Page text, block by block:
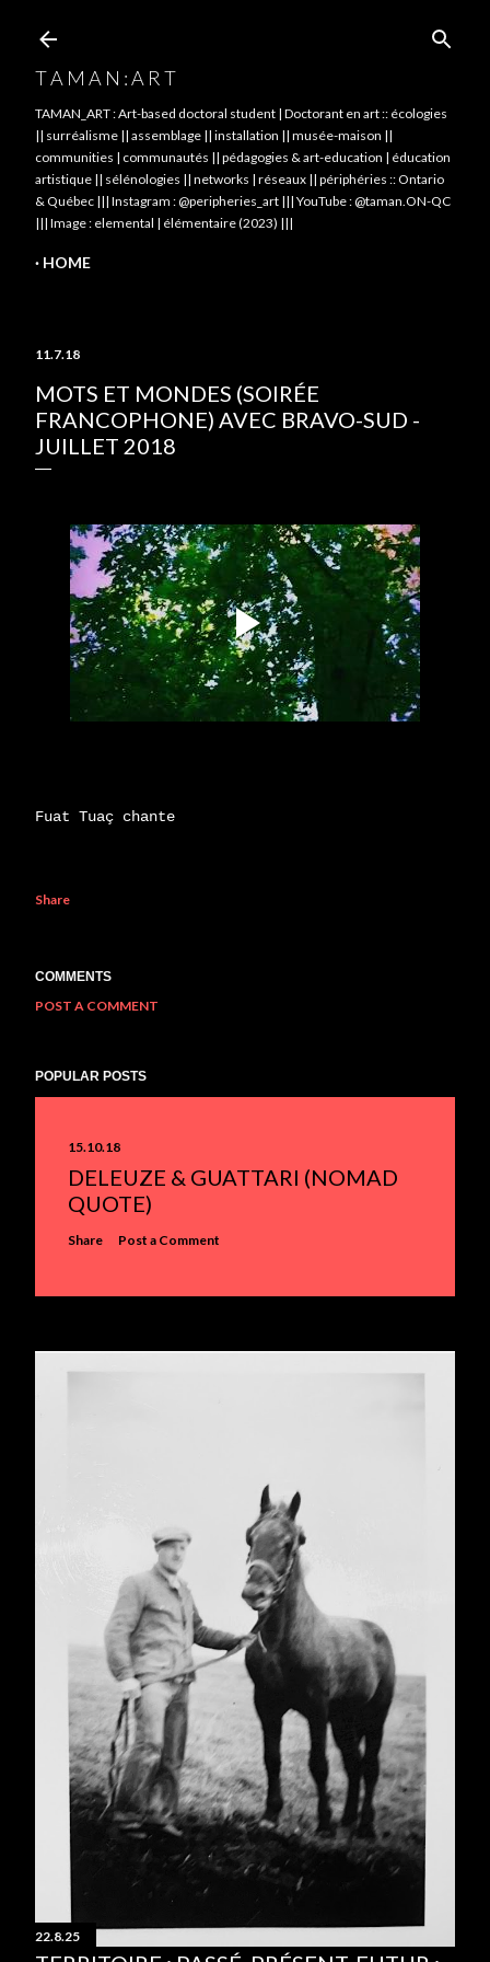
T A M A N : A R T
TAMAN_ART : Art-based doctoral student | Doctorant en art :: écologies
|| surréalisme || assemblage || installation || musée-maison ||
communities | communautés || pédagogies & art-education | éducation
artistique || sélénologies || networks | réseaux || périphéries :: Ontario
& Québec ||| Instagram : @peripheries_art ||| YouTube : @taman.ON-QC
||| Image : elemental | élémentaire (2023) |||
HOME
11.7.18
MOTS ET MONDES (SOIRÉE
FRANCOPHONE) AVEC BRAVO-SUD -
JUILLET 2018
Fuat Tuaç chante
Share
COMMENTS
POST A COMMENT
POPULAR POSTS
15.10.18
DELEUZE & GUATTARI (NOMAD
QUOTE)
Share Post a Comment
22.8.25